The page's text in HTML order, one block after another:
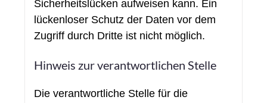
Sicherheitslücken aufweisen kann. Ein
lückenloser Schutz der Daten vor dem
Zugriff durch Dritte ist nicht möglich.
Hinweis zur verantwortlichen Stelle
Die verantwortliche Stelle für die